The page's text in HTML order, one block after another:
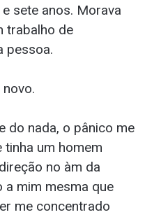
sete anos. Morava
trabalho de
pessoa.
do nada, o pânico me
tinha um homem
no àm da
a mim mesma que
me concentrado